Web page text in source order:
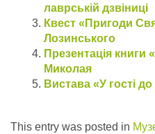
лаврській дзвіниці
Квест «Пригоди
Лозинського
Презентація книги
Миколая
Вистава «У гості
This entry was posted in